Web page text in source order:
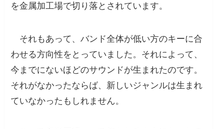
を金属加工場で切り落とされています。
それもあって、バンド全体が低い方のキーに合
わせる方向性をとっていました。それによって、
今までにないほどのサウンドが生まれたのです。
それがなかったならば、新しいジャンルは生まれ
ていなかったもしれません。